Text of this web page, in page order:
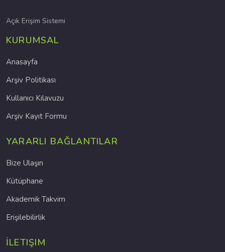
Açık Erişim Sistemi
KURUMSAL
Anasayfa
Arşiv Politikası
Kullanıcı Kılavuzu
Arşiv Kayıt Formu
YARARLI BAĞLANTILAR
Bize Ulaşın
Kütüphane
Akademik Takvim
Erişilebilirlik
İLETIŞIM